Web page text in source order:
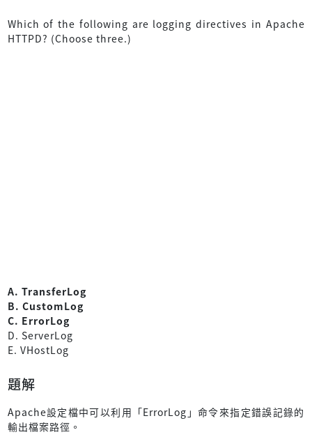
Which of the following are logging directives in Apache
HTTPD? (Choose three.)
A. TransferLog
B. CustomLog
C. ErrorLog
D. ServerLog
E. VHostLog
題解
Apache設定檔中可以利用「ErrorLog」命令來指定錯誤記錄的
輸出檔案路徑。